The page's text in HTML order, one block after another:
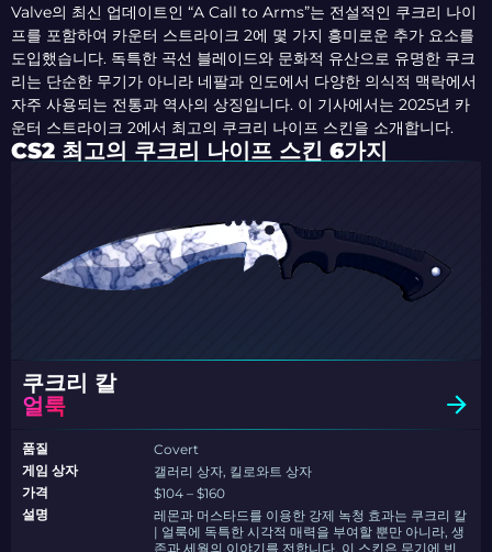
Valve의 최신 업데이트인 “A Call to Arms”는 전설적인 쿠크리 나이
프를 포함하여 카운터 스트라이크 2에 몇 가지 흥미로운 추가 요소를
도입했습니다. 독특한 곡선 블레이드와 문화적 유산으로 유명한 쿠크
리는 단순한 무기가 아니라 네팔과 인도에서 다양한 의식적 맥락에서
자주 사용되는 전통과 역사의 상징입니다. 이 기사에서는 2025년 카
운터 스트라이크 2에서 최고의 쿠크리 나이프 스킨을 소개합니다.
CS2 최고의 쿠크리 나이프 스킨 6가지
쿠크리 칼
얼룩
품질
Covert
게임 상자
갤러리 상자, 킬로와트 상자
가격
$104 – $160
설명
레몬과 머스타드를 이용한 강제 녹청 효과는 쿠크리 칼
| 얼룩에 독특한 시각적 매력을 부여할 뿐만 아니라, 생
존과 세월의 이야기를 전합니다. 이 스킨은 무기에 빈